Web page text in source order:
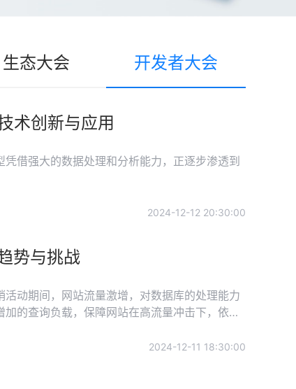
生态大会 开发者大会
术创新与应用
借强大的数据处理和分析能力，正逐步渗透到
2024-12-12 20:30:00
势与挑战
动期间，网站流量激增，对数据库的处理能力
的查询负载，保障网站在高流量冲击下，依然
2024-12-11 18:30:00